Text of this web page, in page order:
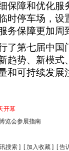
障和优化服
时停车场，
务保障更加
第七届中国
趋势、新模
和可持续发
开幕
览会参展指南
搜索] [加入收藏] [告